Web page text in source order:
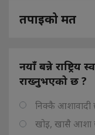
तपाइको मत
नयाँ बन्ने राष्ट्रिय
राख्नुभएको छ ?
निक्कै आशावादी
खोइ, खासै आशा